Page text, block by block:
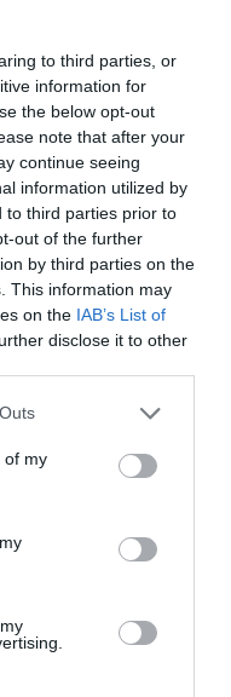
to third parties, or
information for
the below opt-out
note that after your
continue seeing
information utilized by
to third parties prior to
out of the further
by third parties on the
This information may
on the IAB’s List of
disclose it to other
of my
ΜΙΡΕΛΑ ΠΑΧΟΥ
νέα για